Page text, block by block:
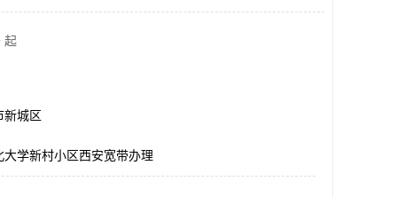
起
新城区
大学新村小区西安宽带办理